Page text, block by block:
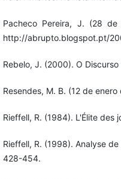
Pacheco Pereira, J. (28
http://abrupto.blogspot.pt/
Rebelo, J. (2000). O
Resendes, M. B. (12 de
Rieffell, R. (1984). L'Élite des
Rieffell, R. (1998). Analyse
428-454.